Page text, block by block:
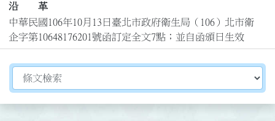
沿 革
中華民國106年10月13日臺北市政府衛生局（106）北市衛
企字第10648176201號函訂定全文7點；並自函頒日生效
切換選擇法規資訊內容